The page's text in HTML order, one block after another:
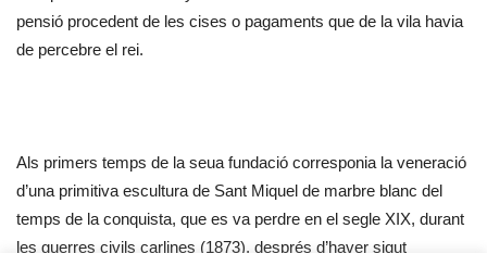
pensió procedent de les cises o pagaments que de la vila havia
de percebre el rei.
Als primers temps de la seua fundació corresponia la veneració
d’una primitiva escultura de Sant Miquel de marbre blanc del
temps de la conquista, que es va perdre en el segle XIX, durant
les guerres civils carlines (1873), després d’haver sigut